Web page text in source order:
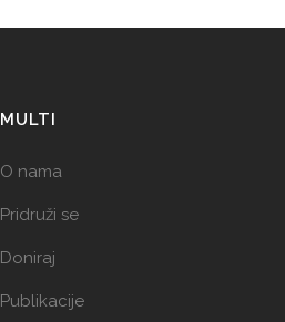
MULTI
O nama
Pridruži se
Doniraj
Publikacije